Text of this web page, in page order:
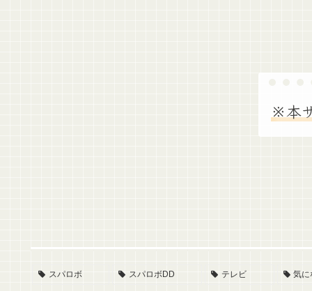
※本
スパロボ スパロボDD テレビ 気に